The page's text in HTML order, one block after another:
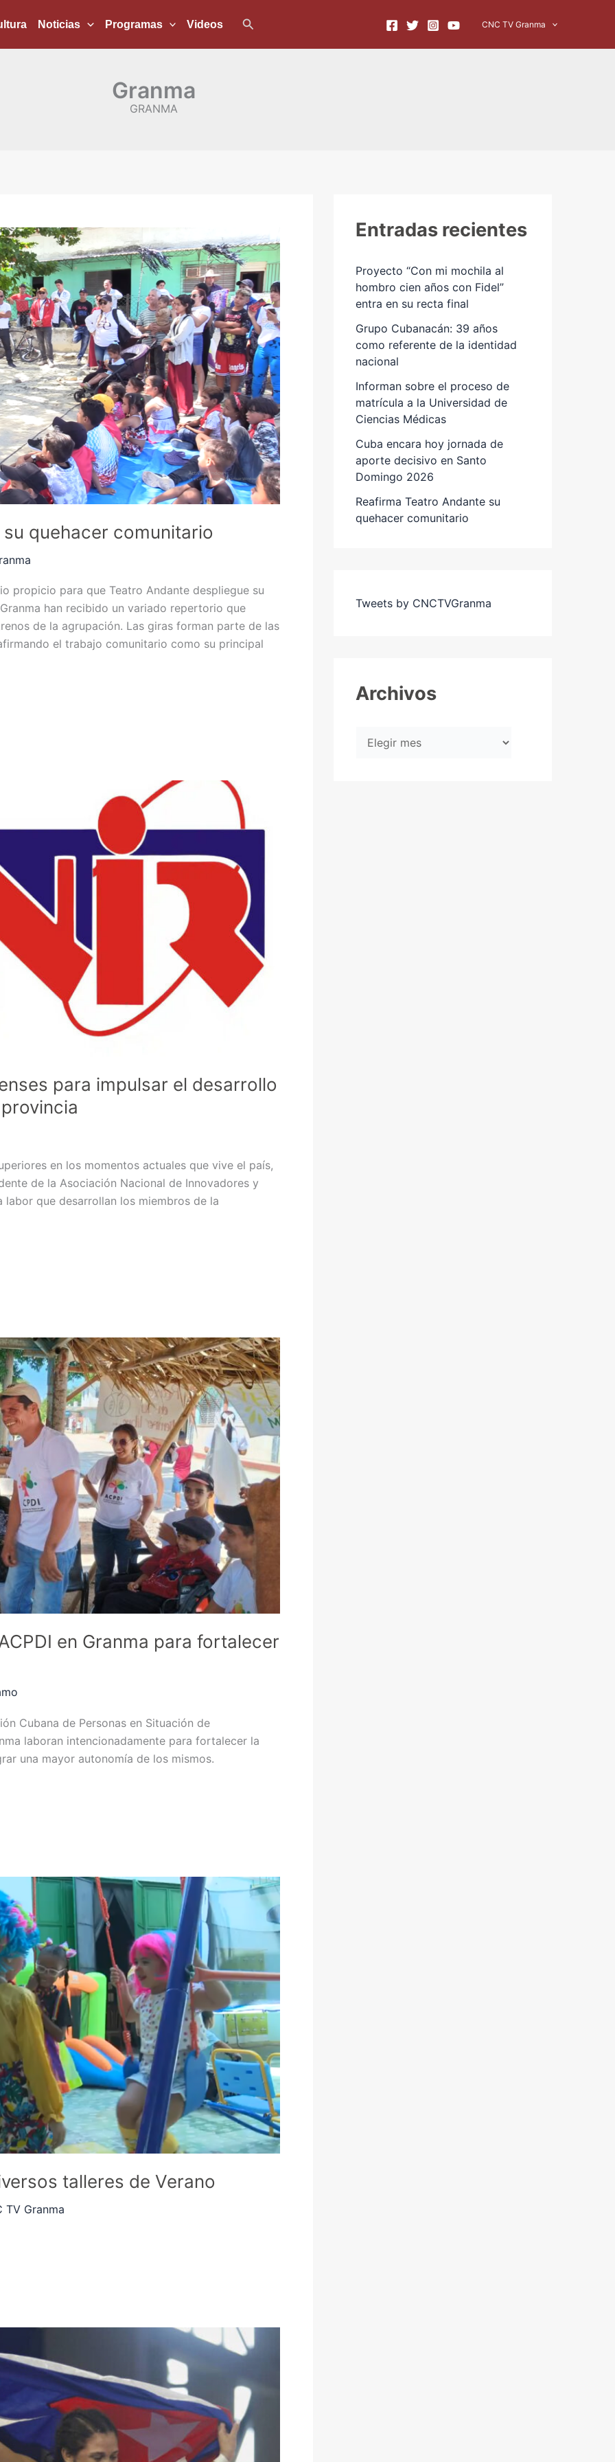
Noticias Programas Videos Buscar CNC TV Granma
Granma
GRANMA
quehacer comunitario
propicio para que Teatro Andante despliegue su
han recibido un variado repertorio que
de la agrupación. Las giras forman parte de las
el trabajo comunitario como su principal
para impulsar el desarrollo
en los momentos actuales que vive el país,
de la Asociación Nacional de Innovadores y
labor que desarrollan los miembros de la
en Granma para fortalecer
Cubana de Personas en Situación de
laboran intencionadamente para fortalecer la
una mayor autonomía de los mismos.
talleres de Verano
TV Granma
Entradas recientes
Proyecto “Con mi mochila al
hombro cien años con Fidel”
entra en su recta final
Grupo Cubanacán: 39 años
como referente de la identidad
nacional
Informan sobre el proceso de
matrícula a la Universidad de
Ciencias Médicas
Cuba encara hoy jornada de
aporte decisivo en Santo
Domingo 2026
Reafirma Teatro Andante su
quehacer comunitario
Tweets by CNCTVGranma
Archivos